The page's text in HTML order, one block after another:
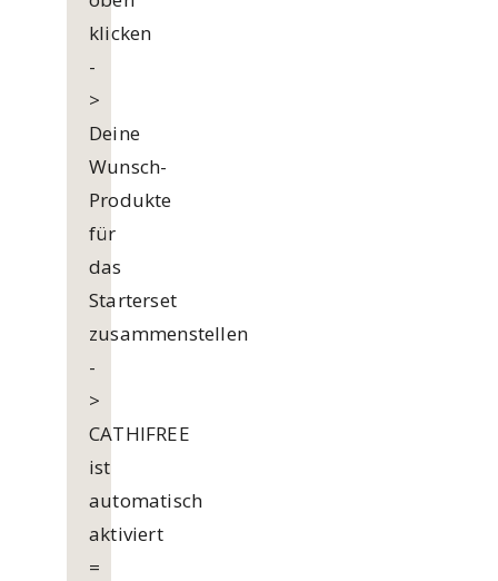
klicken
-
>
Deine
Wunsch-
Produkte
für
das
Starterset
zusammenstellen
-
>
CATHIFREE
ist
automatisch
aktiviert
=